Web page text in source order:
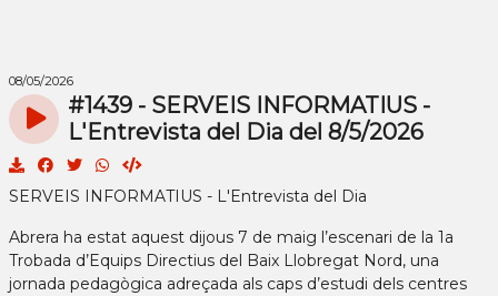
08/05/2026
#1439 - SERVEIS INFORMATIUS -
L'Entrevista del Dia del 8/5/2026
SERVEIS INFORMATIUS - L'Entrevista del Dia
Abrera ha estat aquest dijous 7 de maig l’escenari de la 1a
Trobada d’Equips Directius del Baix Llobregat Nord, una
jornada pedagògica adreçada als caps d’estudi dels centres